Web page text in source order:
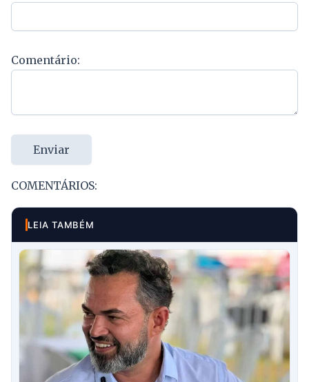
Comentário:
Enviar
COMENTÁRIOS:
LEIA TAMBÉM